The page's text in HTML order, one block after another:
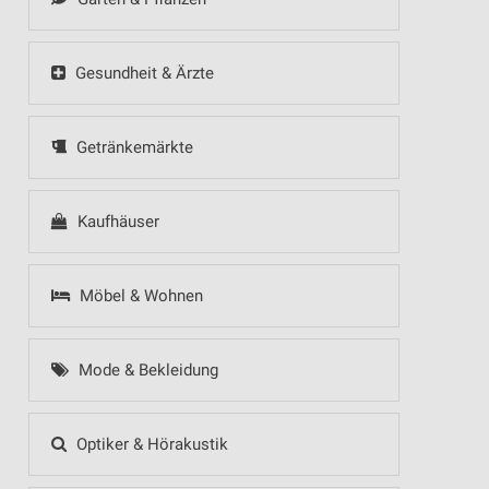
Gesundheit & Ärzte
Getränkemärkte
Kaufhäuser
Möbel & Wohnen
Mode & Bekleidung
Optiker & Hörakustik